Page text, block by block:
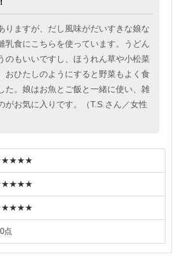
りますが、だし風味がだいすきな娘な
乳食にこちらを使っています。うどん
のもいいですし、ほうれん草や小松菜
おひたしのようにすると野菜もよく食
た。娘はお魚とご飯と一緒に使い、雑
がお気に入りです。（T.S.さん／女性
点